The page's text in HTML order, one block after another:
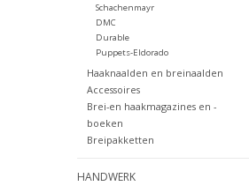
Schachenmayr
DMC
Durable
Puppets-Eldorado
Haaknaalden en breinaalden
Accessoires
Brei-en haakmagazines en -
boeken
Breipakketten
HANDWERK